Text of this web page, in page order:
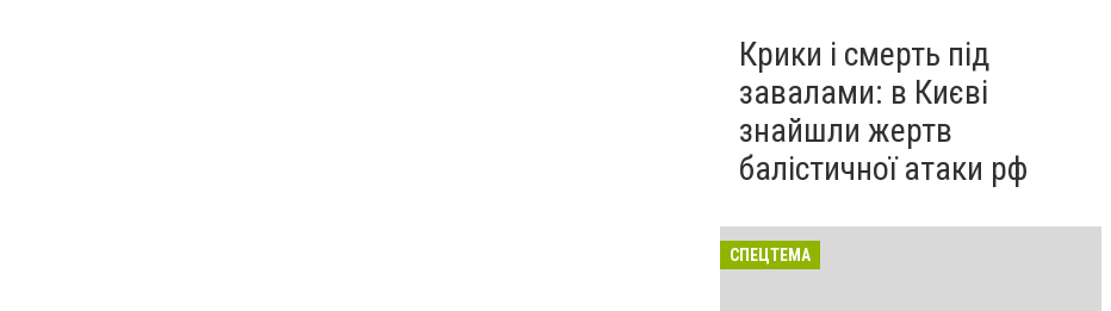
Крики і смерть під
завалами: в Києві
знайшли жертв
балістичної атаки рф
СПЕЦТЕМА